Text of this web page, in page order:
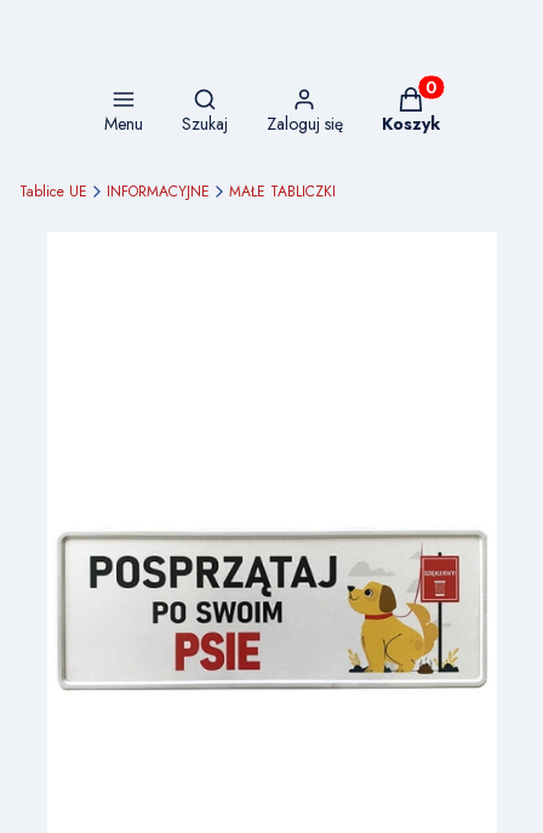
Menu
Otwórz wyszukiwarkę
Szukaj Zaloguj się
Produkty w
Koszyk
Tablice UE INFORMACYJNE MAŁE TABLICZKI